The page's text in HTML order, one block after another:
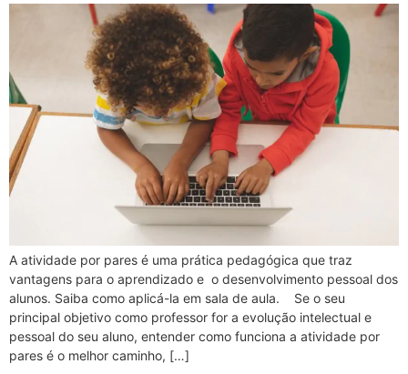
A atividade por pares é uma prática pedagógica que traz
vantagens para o aprendizado e o desenvolvimento pessoal dos
alunos. Saiba como aplicá-la em sala de aula. Se o seu
principal objetivo como professor for a evolução intelectual e
pessoal do seu aluno, entender como funciona a atividade por
pares é o melhor caminho, […]